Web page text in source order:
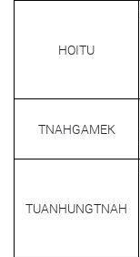
HOITU
TNAHGAMEK
TUANHUNGTNAH